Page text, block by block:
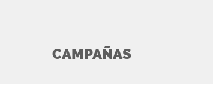
CAMPAÑAS